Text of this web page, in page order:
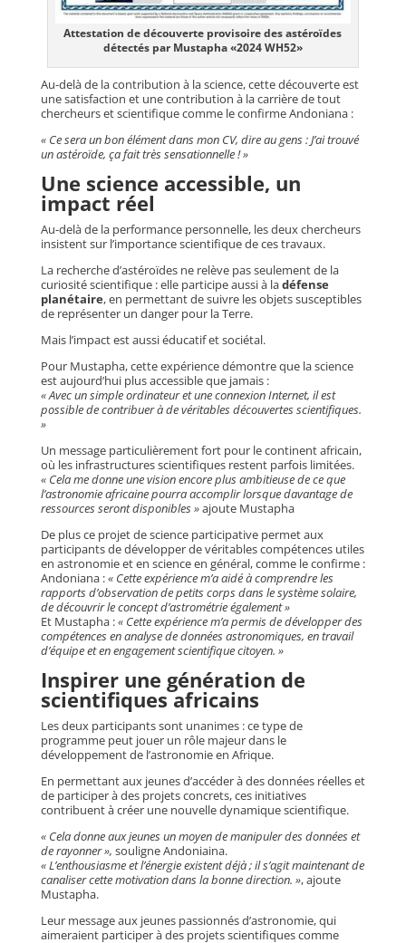
Attestation de découverte provisoire des astéroïdes
détectés par Mustapha «2024 WH52»
Au-delà de la contribution à la science, cette découverte est
une satisfaction et une contribution à la carrière de tout
chercheurs et scientifique comme le confirme Andoniana :
« Ce sera un bon élément dans mon CV, dire au gens : J’ai trouvé
un astéroïde, ça fait très sensationnelle ! »
Une science accessible, un
impact réel
Au-delà de la performance personnelle, les deux chercheurs
insistent sur l’importance scientifique de ces travaux.
La recherche d’astéroïdes ne relève pas seulement de la
curiosité scientifique : elle participe aussi à ladéfense
planétaire, en permettant de suivre les objets susceptibles
de représenter un danger pour la Terre.
Mais l’impact est aussi éducatif et sociétal.
Pour Mustapha, cette expérience démontre que la science
est aujourd’hui plus accessible que jamais :
« Avec un simple ordinateur et une connexion Internet, il est
possible de contribuer à de véritables découvertes scientifiques.
»
Un message particulièrement fort pour le continent africain,
où les infrastructures scientifiques restent parfois limitées.
« Cela me donne une vision encore plus ambitieuse de ce que
l’astronomie africaine pourra accomplir lorsque davantage de
ressources seront disponibles »ajoute Mustapha
De plus ce projet de science participative permet aux
participants de développer de véritables compétences utiles
en astronomie et en science en général, comme le confirme :
Andoniana :« Cette expérience m’a aidé à comprendre les
rapports d’observation de petits corps dans le système solaire,
de découvrir le concept d’astrométrie également »
Et Mustapha :« Cette expérience m’a permis de développer des
compétences en analyse de données astronomiques, en travail
d’équipe et en engagement scientifique citoyen. »
Inspirer une génération de
scientifiques africains
Les deux participants sont unanimes : ce type de
programme peut jouer un rôle majeur dans le
développement de l’astronomie en Afrique.
En permettant aux jeunes d’accéder à des données réelles et
de participer à des projets concrets, ces initiatives
contribuent à créer une nouvelle dynamique scientifique.
« Cela donne aux jeunes un moyen de manipuler des données et
de rayonner », souligne Andoniaina.
« L’enthousiasme et l’énergie existent déjà ; il s’agit maintenant de
canaliser cette motivation dans la bonne direction. », ajoute
Mustapha.
Leur message aux jeunes passionnés d’astronomie, qui
aimeraient participer à des projets scientifiques comme